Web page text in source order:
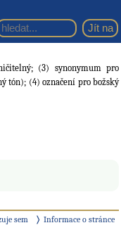
(3) synonymum pro
tón); (4) označení pro božský
sem
Informace o stránce